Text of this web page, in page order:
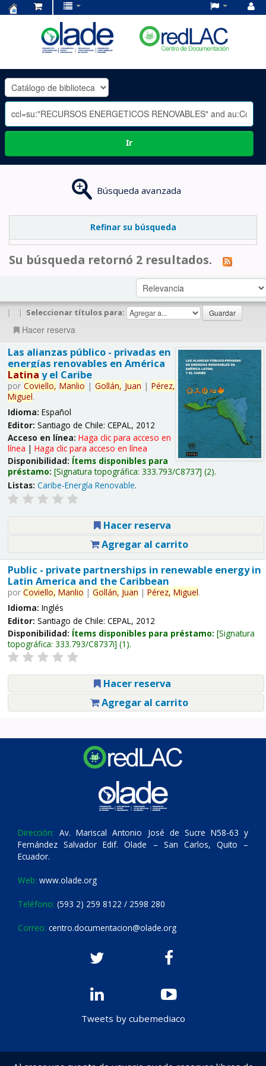
OLADE
-
Ir
Búsqueda avanzada
Refinar su búsqueda
Su búsqueda retornó 2 resultados.
| | Seleccionar títulos para:
Hacer reserva
Las alianzas público - privadas en
energías renovables en América
Latina y el Caribe
por Coviello, Manlio | Gollán, Juan | Pérez,
Miguel.
Idioma: Español
Editor: Santiago de Chile: CEPAL, 2012
Acceso en línea: Haga clic para acceso en
línea | Haga clic para acceso en línea
Disponibilidad: Ítems disponibles para
préstamo: Signatura topográfica: 333.793/C8737 (2).
Listas: Caribe-Energía Renovable.
Hacer reserva
Agregar al carrito
Public - private partnerships in renewable energy in
Latin America and the Caribbean
por Coviello, Manlio | Gollán, Juan | Pérez, Miguel.
Idioma: Inglés
Editor: Santiago de Chile: CEPAL, 2012
Disponibilidad: Ítems disponibles para préstamo: Signatura
topográfica: 333.793/C8737i (1).
Hacer reserva
Agregar al carrito
Dirección: Av. Mariscal Antonio José de Sucre N58-63 y
Fernández Salvador Edif. Olade – San Carlos, Quito –
Ecuador.
Web: www.olade.org
Teléfono: (593 2) 259 8122 / 2598 280
Correo: centro.documentacion@olade.org
Tweets by cubemediaco